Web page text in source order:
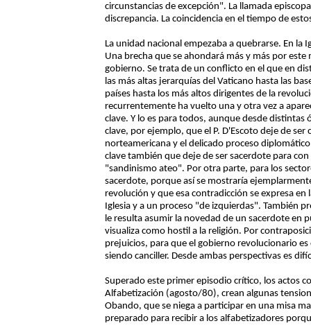
circunstancias de excepción". La llamada
discrepancia. La coincidencia en el tiempo de
La unidad nacional empezaba a quebrarse. En
Una brecha que se ahondará más y más por
gobierno. Se trata de un conflicto en el que en
las más altas jerarquías del Vaticano hasta las
países hasta los más altos dirigentes de la
recurrentemente ha vuelto una y otra vez a
clave. Y lo es para todos, aunque desde
clave, por ejemplo, que el P. D'Escoto deje de
norteamericana y el delicado proceso
clave también que deje de ser sacerdote para
"sandinismo ateo". Por otra parte, para los
sacerdote, porque así se mostraría
revolución y que esa contradicción se expresa
Iglesia y a un proceso "de izquierdas". También
le resulta asumir la novedad de un sacerdote en
visualiza como hostil a la religión. Por
prejuicios, para que el gobierno revolucionario
siendo canciller. Desde ambas perspectivas es
Superado este primer episodio crítico, los actos
Alfabetización (agosto/80), crean algunas
Obando, que se niega a participar en una misa
preparado para recibir a los alfabetizadores